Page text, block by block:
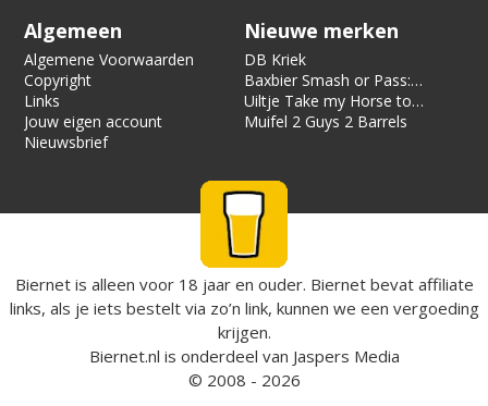
Algemeen
Algemene Voorwaarden
Copyright
Links
Jouw eigen account
Nieuwsbrief
Nieuwe merken
DB Kriek
Baxbier Smash or Pass:
Strata
Uiltje Take my Horse to
the Hotel Room
Muifel 2 Guys 2 Barrels
Biernet is alleen voor 18 jaar en ouder. Biernet bevat affiliate
links, als je iets bestelt via zo’n link, kunnen we een vergoeding
krijgen.
Biernet.nl is onderdeel van Jaspers Media
© 2008 - 2026